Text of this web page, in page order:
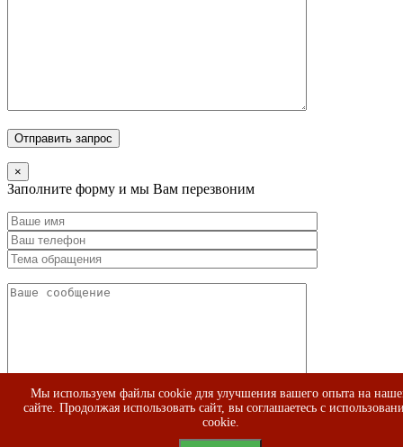
Мы используем файлы cookie для улучшения вашего опыта на
сайте. Продолжая использовать сайт, вы соглашаетесь с
cookie.
×
Заполните форму и мы Вам перезвоним